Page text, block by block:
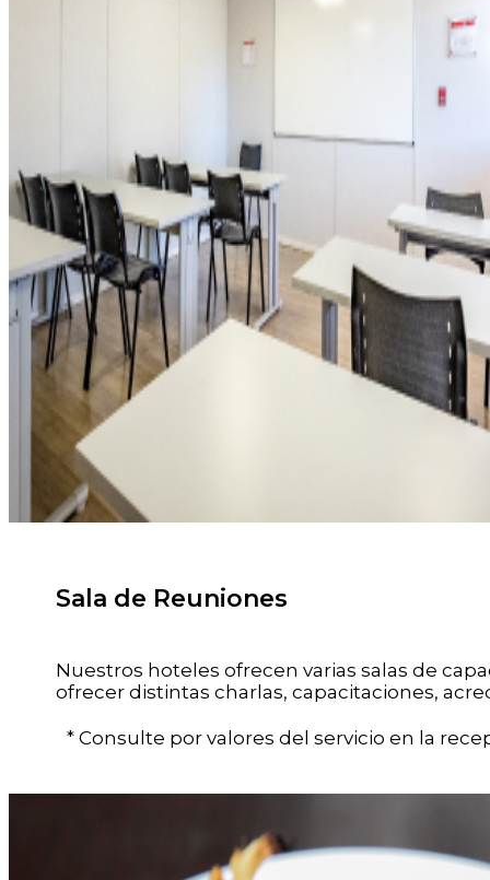
Sala de Reuniones
Nuestros hoteles ofrecen varias salas de
ofrecer distintas charlas, capacitaciones,
* Consulte por valores del servicio en la